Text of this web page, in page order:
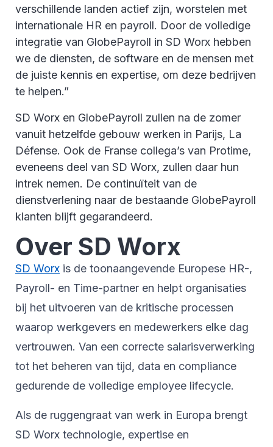
verschillende landen actief zijn, worstelen met
internationale HR en payroll. Door de volledige
integratie van GlobePayroll in SD Worx hebben
we de diensten, de software en de mensen met
de juiste kennis en expertise, om deze bedrijven
te helpen.”
SD Worx en GlobePayroll zullen na de zomer
vanuit hetzelfde gebouw werken in Parijs, La
Défense. Ook de Franse collega’s van Protime,
eveneens deel van SD Worx, zullen daar hun
intrek nemen. De continuïteit van de
dienstverlening naar de bestaande GlobePayroll
klanten blijft gegarandeerd.
Over SD Worx
SD Worx is de toonaangevende Europese HR-,
Payroll- en Time-partner en helpt organisaties
bij het uitvoeren van de kritische processen
waarop werkgevers en medewerkers elke dag
vertrouwen. Van een correcte salarisverwerking
tot het beheren van tijd, data en compliance
gedurende de volledige employee lifecycle.
Als de ruggengraat van werk in Europa brengt
SD Worx technologie, expertise en